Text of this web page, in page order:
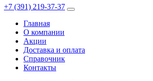
+7 (391) 219-37-37
Главная
О компании
Акции
Доставка и оплата
Справочник
Контакты